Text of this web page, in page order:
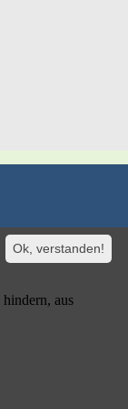
Ok, verstanden!